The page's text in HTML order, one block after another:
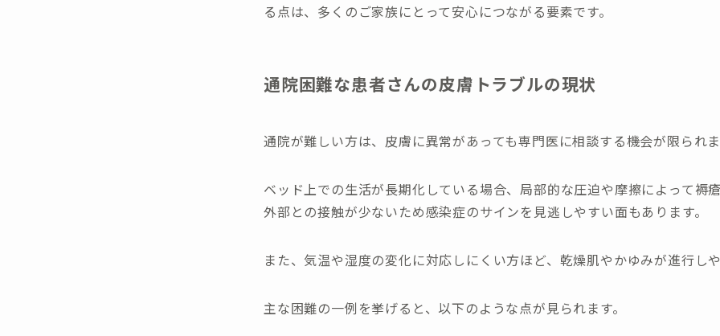
る点は、多くのご家族にとって安心につながる要素です。
通院困難な患者さんの皮膚トラブルの現状
通院が難しい方は、皮膚に異常があっても専門医に相談する機会が限られ
ベッド上での生活が長期化している場合、局部的な圧迫や摩擦によって褥
外部との接触が少ないため感染症のサインを見逃しやすい面もあります。
また、気温や湿度の変化に対応しにくい方ほど、乾燥肌やかゆみが進行し
主な困難の一例を挙げると、以下のような点が見られます。